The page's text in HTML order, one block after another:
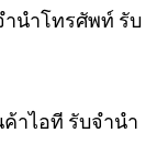
นำโทรศัพท์ รับ
าไอที รับจำนำ